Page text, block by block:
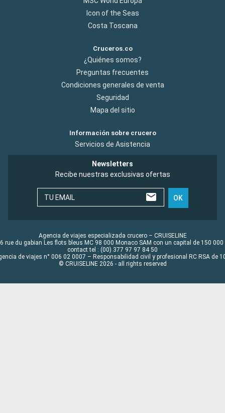
Icon of the Seas
Costa Toscana
Cruceros.co
¿Quiénes somos?
Preguntas frecuentes
Condiciones generales de venta
Seguridad
Mapa del sitio
Información sobre crucero
Servicios de Asistencia
Newsletters
Recibe nuestras exclusivas ofertas
TU EMAIL OK
Agencia de viajes especializada crucero – CRUISELINE
rue du gabian Les flots bleus MC 98 000 Monaco SAM con un capital de 150 000
contact tel : (00) 377 97 97 84 50
de viajes n° 006 02 0007 – Responsabilidad civil y profesional RC RSA de
© CRUISELINE 2026 - all rights reserved